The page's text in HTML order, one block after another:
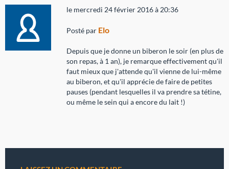
le mercredi 24 février 2016 à 20:36
Posté par Elo
Depuis que je donne un biberon le soir (en plus de
son repas, à 1 an), je remarque effectivement qu'il
faut mieux que j'attende qu'il vienne de lui-même
au biberon, et qu'il apprécie de faire de petites
pauses (pendant lesquelles il va prendre sa tétine,
ou même le sein qui a encore du lait !)